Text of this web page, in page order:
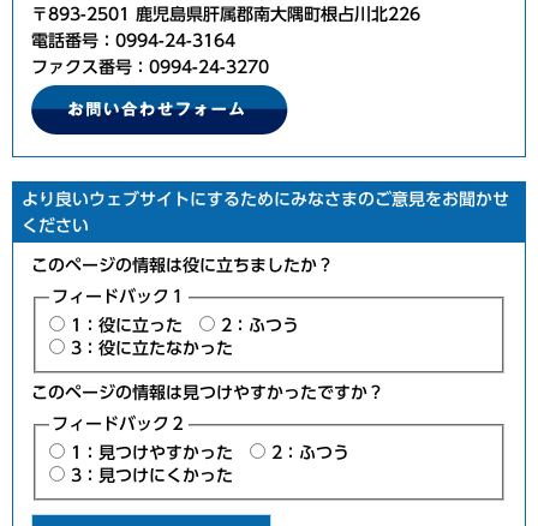
〒893-2501 鹿児島県肝属郡南大隅町根占川北226
電話番号：0994-24-3164
ファクス番号：0994-24-3270
より良いウェブサイトにするためにみなさまのご意見をお聞かせ
ください
このページの情報は役に立ちましたか？
フィードバック１
1：役に立った
2：ふつう
3：役に立たなかった
このページの情報は見つけやすかったですか？
フィードバック２
1：見つけやすかった
2：ふつう
3：見つけにくかった